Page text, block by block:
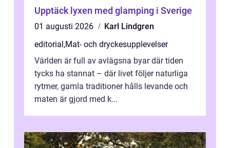
Upptäck lyxen med glamping i Sverige
01 augusti 2026
Karl Lindgren
editorial ,Mat- och dryckesupplevelser
Världen är full av avlägsna byar där tiden
tycks ha stannat – där livet följer naturliga
rytmer, gamla traditioner hålls levande och
maten är gjord med k...